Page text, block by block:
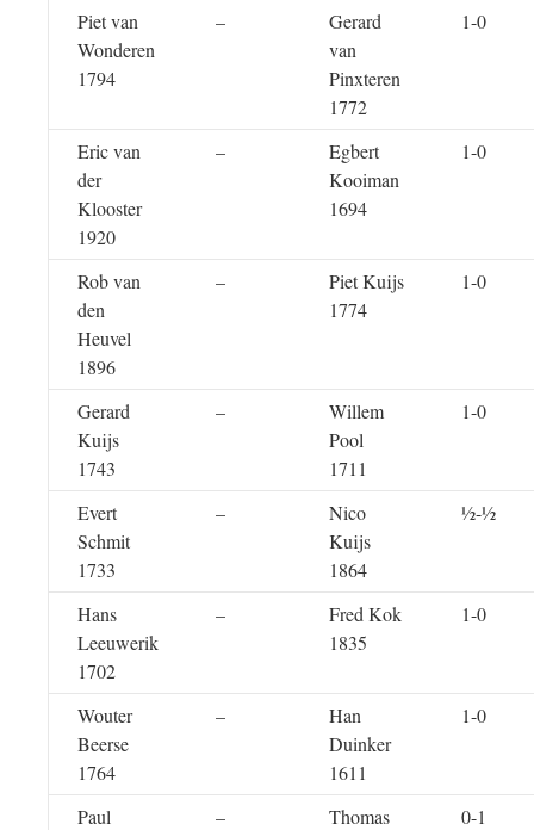
Piet van
Wonderen
1794
–
Gerard
van
Pinxteren
1772
1-0
Eric van
der
Klooster
1920
–
Egbert
Kooiman
1694
1-0
Rob van
den
Heuvel
1896
–
Piet Kuijs
1774
1-0
Gerard
Kuijs
1743
–
Willem
Pool
1711
1-0
Evert
Schmit
1733
–
Nico
Kuijs
1864
½-½
Hans
Leeuwerik
1702
–
Fred Kok
1835
1-0
Wouter
Beerse
1764
–
Han
Duinker
1611
1-0
Paul
–
Thomas
0-1